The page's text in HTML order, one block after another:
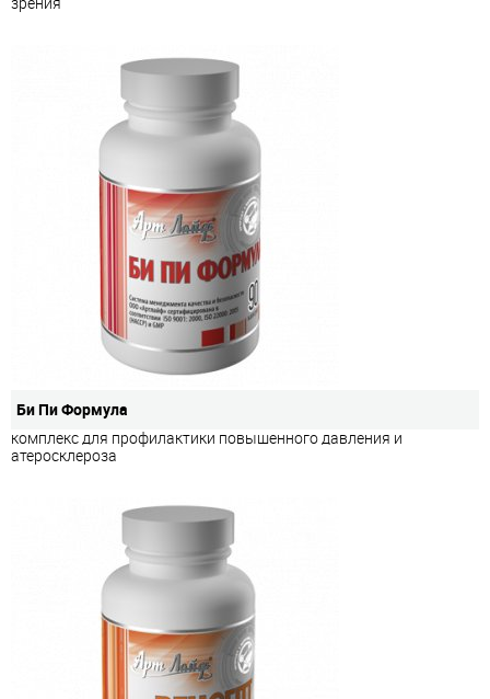
Би Пи Формула
комплекс для профилактики повышенного давления и
атеросклероза